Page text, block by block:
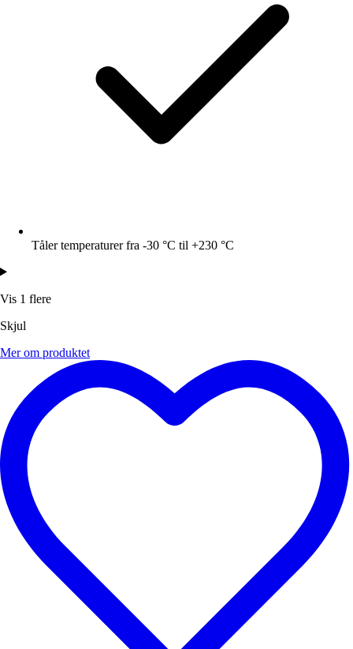
Tåler temperaturer fra -30 °C til +230 °C
Vis 1 flere
Skjul
Mer om produktet